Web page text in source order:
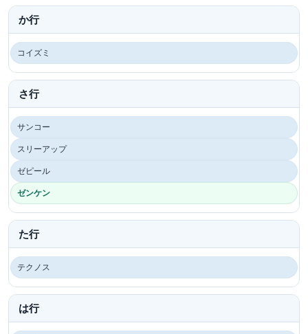
か行
コイズミ
さ行
サンコー
スリーアップ
ゼピール
ゼンケン
た行
テクノス
は行